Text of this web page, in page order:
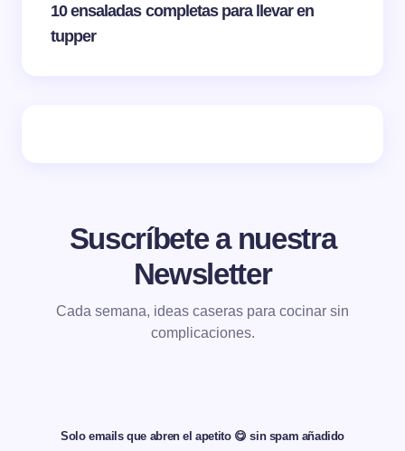
10 ensaladas completas para llevar en
tupper
Suscríbete a nuestra
Newsletter
Cada semana, ideas caseras para cocinar sin
complicaciones.
Solo emails que abren el apetito 😋 sin spam añadido